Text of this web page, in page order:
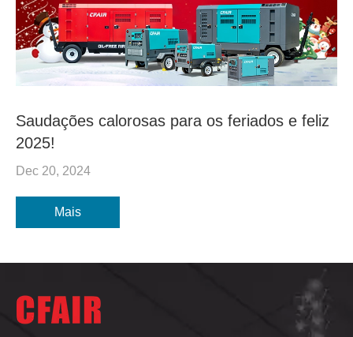
Saudações calorosas para os feriados e feliz
2025!
Dec 20, 2024
Mais